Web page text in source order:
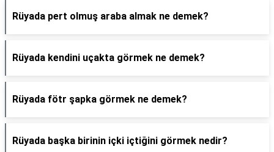
Rüyada pert olmuş araba almak ne demek?
Rüyada kendini uçakta görmek ne demek?
Rüyada fötr şapka görmek ne demek?
Rüyada başka birinin içki içtiğini görmek nedir?